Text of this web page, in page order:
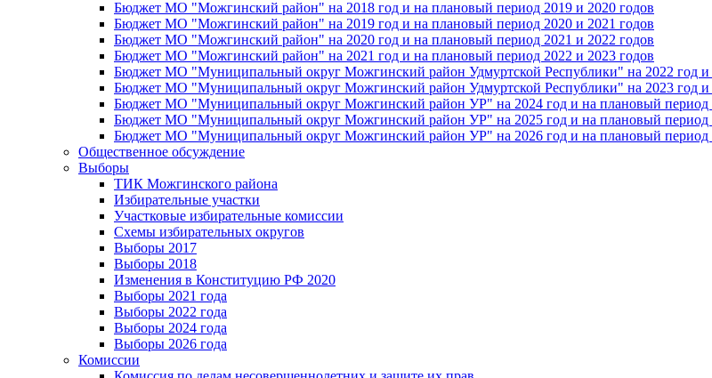
Бюджет МО "Можгинский район" на 2018 год и на плановый период 2019 и 2020 годов
Бюджет МО "Можгинский район" на 2019 год и на плановый период 2020 и 2021 годов
Бюджет МО "Можгинский район" на 2020 год и на плановый период 2021 и 2022 годов
Бюджет МО "Можгинский район" на 2021 год и на плановый период 2022 и 2023 годов
Бюджет МО "Муниципальный округ Можгинский район Удмуртской Республики" на 2022 год и
Бюджет МО "Муниципальный округ Можгинский район Удмуртской Республики" на 2023 год и
Бюджет МО "Муниципальный округ Можгинский район УР" на 2024 год и на плановый период
Бюджет МО "Муниципальный округ Можгинский район УР" на 2025 год и на плановый период
Бюджет МО "Муниципальный округ Можгинский район УР" на 2026 год и на плановый период
Общественное обсуждение
Выборы
ТИК Можгинского района
Избирательные участки
Участковые избирательные комиссии
Схемы избирательных округов
Выборы 2017
Выборы 2018
Изменения в Конституцию РФ 2020
Выборы 2021 года
Выборы 2022 года
Выборы 2024 года
Выборы 2026 года
Комиссии